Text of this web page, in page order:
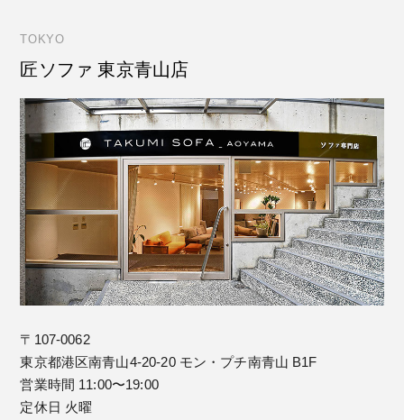
TOKYO
匠ソファ 東京青山店
〒107-0062
東京都港区南青山4-20-20 モン・プチ南青山 B1F
営業時間 11:00〜19:00
定休日 火曜